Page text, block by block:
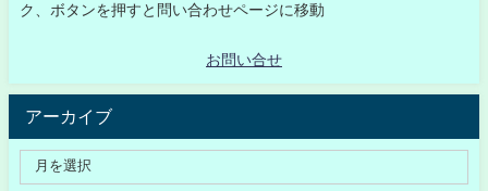
ク、ボタンを押すと問い合わせページに移動
お問い合せ
アーカイブ